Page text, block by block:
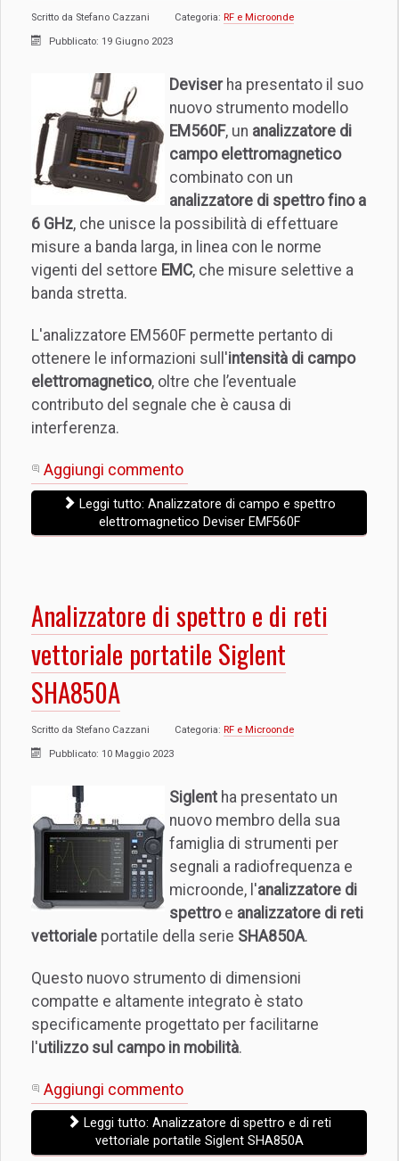
Scritto da Stefano Cazzani Categoria: RF e Microonde
Pubblicato: 19 Giugno 2023
Deviserha presentato il suo
nuovo strumento modello
EM560F, un analizzatore di
campo elettromagnetico
combinato con un
analizzatore di spettro fino a
6 GHz, che unisce la possibilità di effettuare
misure a banda larga, in linea con le norme
vigenti del settore EMC, che misure selettive a
banda stretta.
L'analizzatore EM560F permette pertanto di
ottenere le informazioni sull'intensità di campo
elettromagnetico, oltre che l’eventuale
contributo del segnale che è causa di
interferenza.
Aggiungi commento
Leggi tutto: Analizzatore di campo e spettro
elettromagnetico Deviser EMF560F
Analizzatore di spettro e di reti
vettoriale portatile Siglent
SHA850A
Scritto da Stefano Cazzani Categoria: RF e Microonde
Pubblicato: 10 Maggio 2023
Siglent ha presentato un
nuovo membro della sua
famiglia di strumenti per
segnali a radiofrequenza e
microonde, l'analizzatore di
spettroe analizzatore di reti
vettoriale portatile della serie SHA850A.
Questo nuovo strumento di dimensioni
compatte e altamente integrato è stato
specificamente progettato per facilitarne
l'utilizzo sul campo in mobilità.
Aggiungi commento
Leggi tutto: Analizzatore di spettro e di reti
vettoriale portatile Siglent SHA850A